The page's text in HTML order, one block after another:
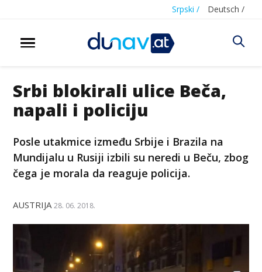
Srpski / Deutsch /
Srbi blokirali ulice Beča,
napali i policiju
Posle utakmice između Srbije i Brazila na
Mundijalu u Rusiji izbili su neredi u Beču, zbog
čega je morala da reaguje policija.
AUSTRIJA 28. 06. 2018.